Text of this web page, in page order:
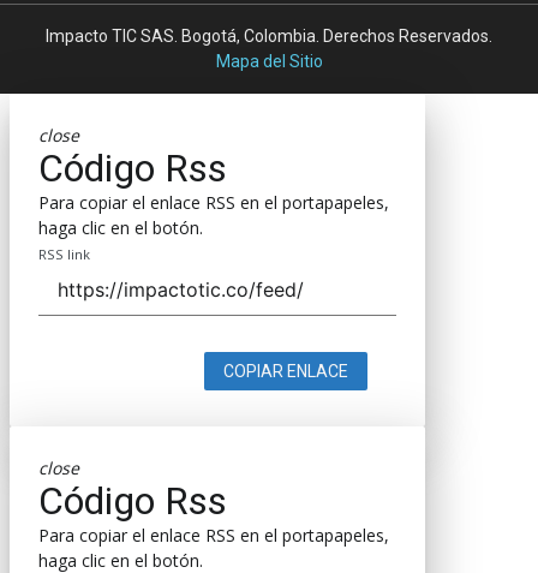
Impacto TIC SAS. Bogotá, Colombia. Derechos Reservados.
Mapa del Sitio
close
Código Rss
Para copiar el enlace RSS en el portapapeles,
haga clic en el botón.
RSS link
COPIAR ENLACE
close
Código Rss
Para copiar el enlace RSS en el portapapeles,
haga clic en el botón.